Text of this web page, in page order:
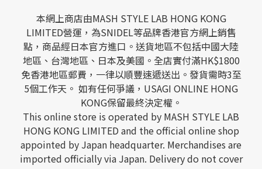
本網上商店由MASH STYLE LAB HONG KONG
LIMITED營運，為SNIDEL等品牌香港官方網上銷售
點，商品經日本官方進口。送貨地區不包括中國大陸
地區、台灣地區、日本及美國。全店實付滿HK$1800
免香港地區郵費，一律以順豐速遞送出。發貨需時3至
5個工作天。 如有任何爭議，USAGI ONLINE HONG
KONG保留最終決定權。
This online store is operated by MASH STYLE LAB
HONG KONG LIMITED and the official online shop
appointed by Japan headquarter. Merchandises are
imported officially via Japan. Delivery do not cover